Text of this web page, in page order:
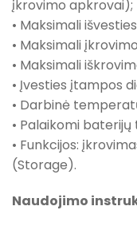
įkrovimo apkrovai);
• Maksimali
• Maksimali
• Maksimali
• Įvesties įtampos
• Darbinė
• Palaikomi baterijų
• Funkcijos:
(Storage).
Naudojimo